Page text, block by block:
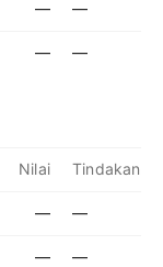
— —
— —
Nilai
Tindakan
—
—
—
—